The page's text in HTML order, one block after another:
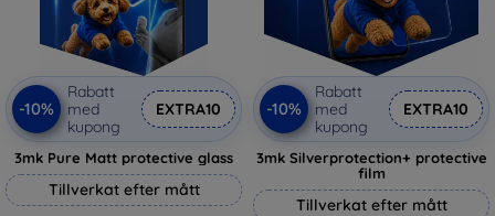
-10%
Rabatt
med
kupong
EXTRA10
3mk Pure Matt protective glass
Tillverkat efter mått
-10%
Rabatt
med
kupong
EXTRA10
3mk Silverprotection+ protective
film
Tillverkat efter mått